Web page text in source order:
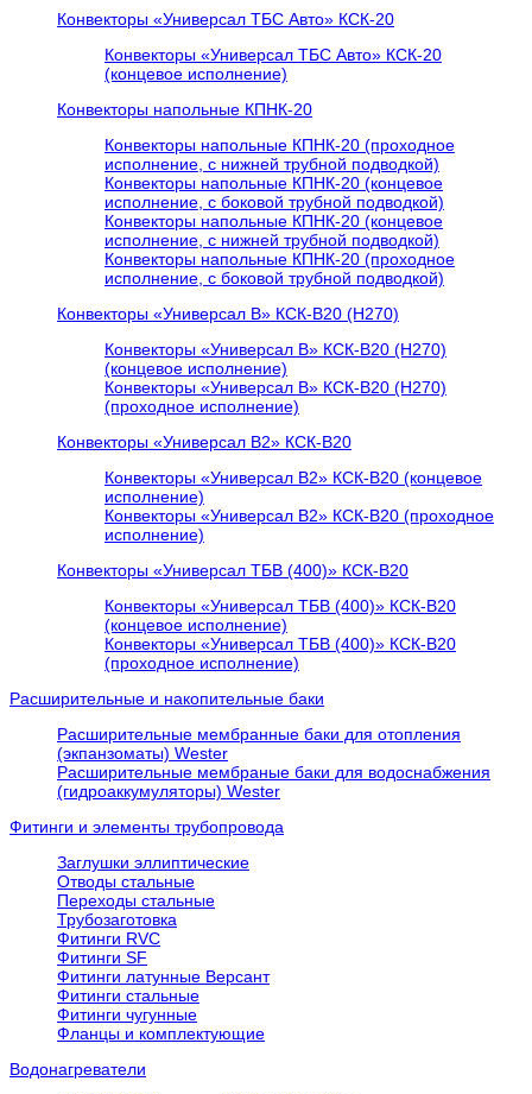
Конвекторы «Универсал ТБC Авто» КСК-20
Конвекторы «Универсал ТБC Авто» КСК-20
(концевое исполнение)
Конвекторы напольные КПНК-20
Конвекторы напольные КПНК-20 (проходное
исполнение, с нижней трубной подводкой)
Конвекторы напольные КПНК-20 (концевое
исполнение, с боковой трубной подводкой)
Конвекторы напольные КПНК-20 (концевое
исполнение, с нижней трубной подводкой)
Конвекторы напольные КПНК-20 (проходное
исполнение, с боковой трубной подводкой)
Конвекторы «Универсал В» КСК-В20 (H270)
Конвекторы «Универсал В» КСК-В20 (H270)
(концевое исполнение)
Конвекторы «Универсал В» КСК-В20 (H270)
(проходное исполнение)
Конвекторы «Универсал В2» КСК-В20
Конвекторы «Универсал В2» КСК-В20 (концевое
исполнение)
Конвекторы «Универсал В2» КСК-В20 (проходное
исполнение)
Конвекторы «Универсал ТБВ (400)» КСК-В20
Конвекторы «Универсал ТБВ (400)» КСК-В20
(концевое исполнение)
Конвекторы «Универсал ТБВ (400)» КСК-В20
(проходное исполнение)
Расширительные и накопительные баки
Расширительные мембранные баки для отопления
(экпанзоматы) Wester
Расширительные мембраные баки для водоснабжения
(гидроаккумуляторы) Wester
Фитинги и элементы трубопровода
Заглушки эллиптические
Отводы стальные
Переходы стальные
Трубозаготовка
Фитинги RVC
Фитинги SF
Фитинги латунные Версант
Фитинги стальные
Фитинги чугунные
Фланцы и комплектующие
Водонагреватели